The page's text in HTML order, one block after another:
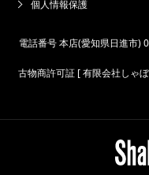
個人情報保護
電話番号 本店(愛知県日進市)
古物商許可証 [ 有限会社しゃ